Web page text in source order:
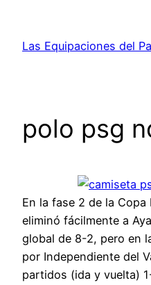
contenido
Las Equipaciones del
polo psg
En la fase 2 de la
eliminó fácilmente a
global de 8-2, pero en
por Independiente del
partidos (ida y vuelta)